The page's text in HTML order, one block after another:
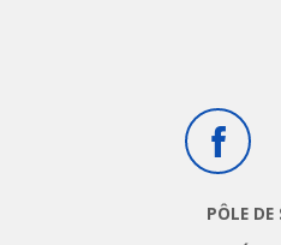
PÔLE DE